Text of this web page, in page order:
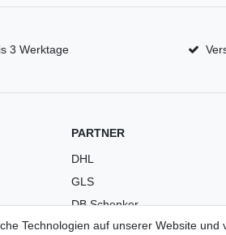
3 Werktage
PARTNER
DHL
GLS
DB Schenker
PaketPLUS
Technologien auf unserer Website